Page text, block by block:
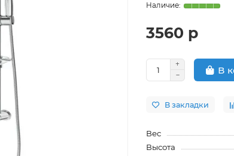
3560 р
В
В закладки
Вес
Высота